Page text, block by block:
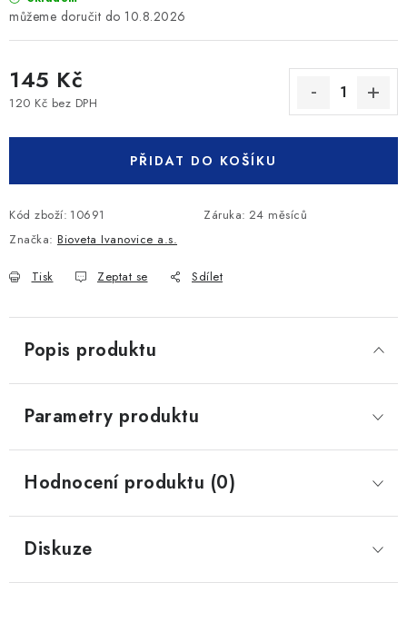
10.8.2026
145 Kč
120 Kč bez DPH
PŘIDAT DO KOŠÍKU
Kód zboží: 10691 Záruka: 24 měsíců
Značka: Bioveta Ivanovice a.s.
Tisk Zeptat se Sdílet
Popis produktu
Parametry produktu
Hodnocení produktu (0)
Diskuze